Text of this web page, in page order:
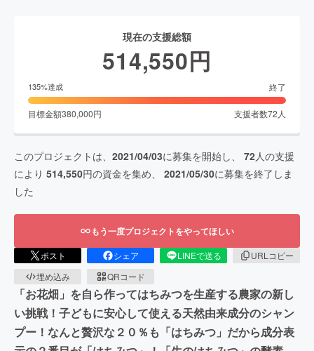
現在の支援総額
514,550円
135%達成 終了
目標金額380,000円 支援者数72 人
このプロジェクトは、 2021/04/03に募集を開始し、 72人の支援
により 514,550円の資金を集め、 2021/05/30に募集を終了しま
した
もう一度プロジェクトをやってほしい
ポスト シェア LINEで送る
URLコピー
埋め込み
QRコード
「お花畑」を自ら作ってはちみつを生産する農家の新し
い挑戦！子どもに安心して使える天然由来成分のシャン
プー！なんと贅沢な２０％も「はちみつ」だから成分表